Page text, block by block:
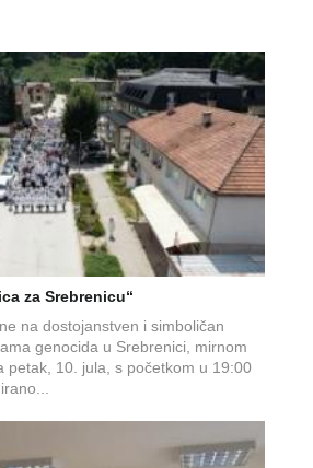
za Srebrenicu“
na dostojanstven i simboličan
genocida u Srebrenici, mirnom
petak, 10. jula, s početkom u 19:00